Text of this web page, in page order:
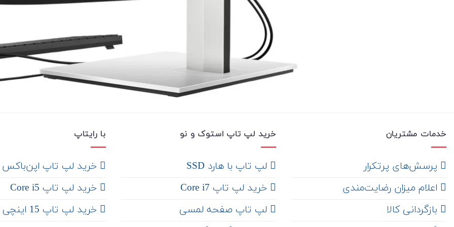
خدمات مشتریان
‌ پرسش‌های پرتکرار
اعلام میزان رضایت‌مندی
‌ بازگردانی کالا
خرید لپ تاپ استوک و نو
لپ تاپ با هارد SSD
خرید لپ تاپ Core i7
لپ تاپ صفحه لمسی
با رایتاپ
‌ خرید لپ تاپ اپن‌باکس
خرید لپ تاپ Core i5
‌‌ خرید لپ تاپ 15 اینچی